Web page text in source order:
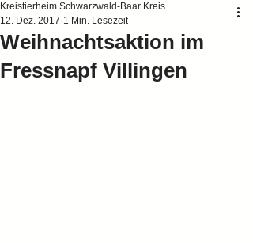
Weihnachtsaktion im
Fressnapf Villingen
Kreistierheim Schwarzwald-Baar Kreis
12. Dez. 2017 1 Min. Lesezeit